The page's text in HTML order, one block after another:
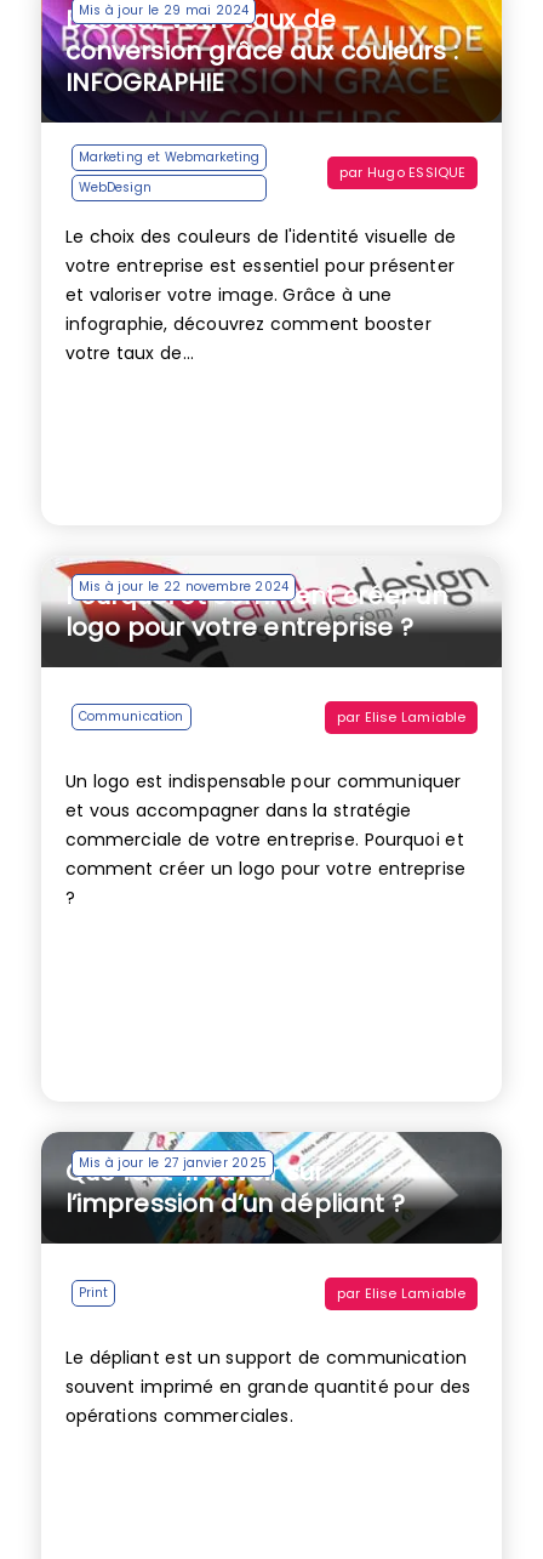
Mis à jour le 29 mai 2024
Boostez votre taux de
conversion grâce aux couleurs :
INFOGRAPHIE
Marketing et Webmarketing
WebDesign
par Hugo ESSIQUE
Le choix des couleurs de l'identité visuelle de
votre entreprise est essentiel pour présenter
et valoriser votre image. Grâce à une
infographie, découvrez comment booster
votre taux de...
Mis à jour le 22 novembre 2024
Pourquoi et comment créer un
logo pour votre entreprise ?
Communication par Elise Lamiable
Un logo est indispensable pour communiquer
et vous accompagner dans la stratégie
commerciale de votre entreprise. Pourquoi et
comment créer un logo pour votre entreprise
?
Mis à jour le 27 janvier 2025
Que faut-il savoir sur
l’impression d’un dépliant ?
Print par Elise Lamiable
Le dépliant est un support de communication
souvent imprimé en grande quantité pour des
opérations commerciales.